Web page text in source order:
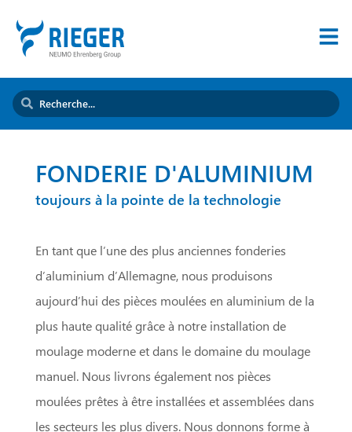
FONDERIE D'ALUMINIUM
toujours à la pointe de la technologie
En tant que l’une des plus anciennes fonderies
d’aluminium d’Allemagne, nous produisons
aujourd’hui des pièces moulées en aluminium de la
plus haute qualité grâce à notre installation de
moulage moderne et dans le domaine du moulage
manuel. Nous livrons également nos pièces
moulées prêtes à être installées et assemblées dans
les secteurs les plus divers. Nous donnons forme à